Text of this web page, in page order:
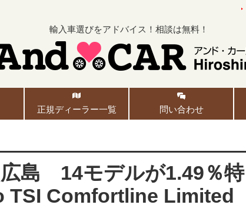
輸入車選びをアドバイス！相談は無料！
正規ディーラー一覧 問い合わせ
島 14モデルが1.49％特
TSI Comfortline Limited